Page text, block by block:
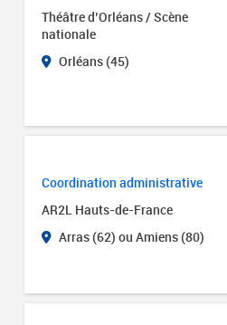
Théâtre d’Orléans / Scène
nationale
Orléans (45)
Coordination administrative
AR2L Hauts-de-France
Arras (62) ou Amiens (80)